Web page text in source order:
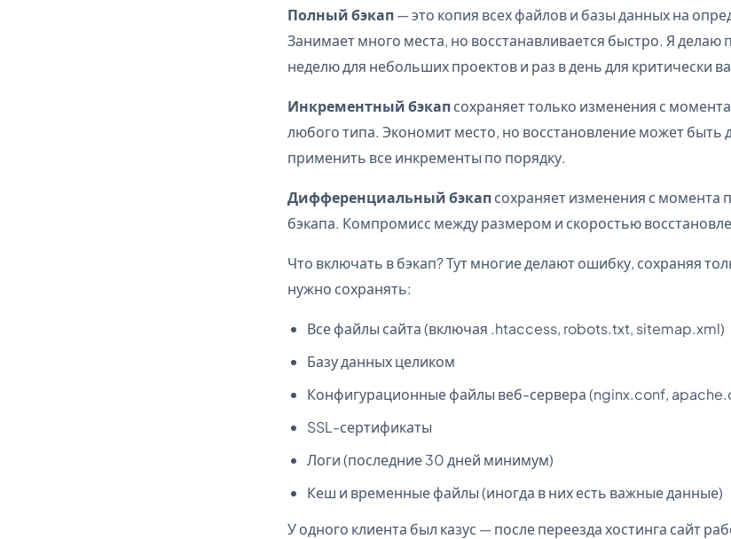
Полный бэкап— это копия всех файлов и базы данных на
Занимает много места, но восстанавливается быстро. Я делаю
неделю для небольших проектов и раз в день для критически
Инкрементный бэкапсохраняет только изменения с
любого типа. Экономит место, но восстановление может быть
применить все инкременты по порядку.
Дифференциальный бэкапсохраняет изменения с момента
бэкапа. Компромисс между размером и скоростью
Что включать в бэкап? Тут многие делают ошибку, сохраняя
нужно сохранять:
Все файлы сайта (включая .htaccess, robots.txt, sitemap.xml)
Базу данных целиком
Конфигурационные файлы веб-сервера (nginx.conf,
SSL-сертификаты
Логи (последние 30 дней минимум)
Кеш и временные файлы (иногда в них есть важные данные)
У одного клиента был казус — после переезда хостинга сайт